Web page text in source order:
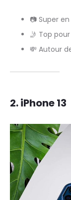
📷 Super
🤳 Top
💸 Autour
2.iPhone 13